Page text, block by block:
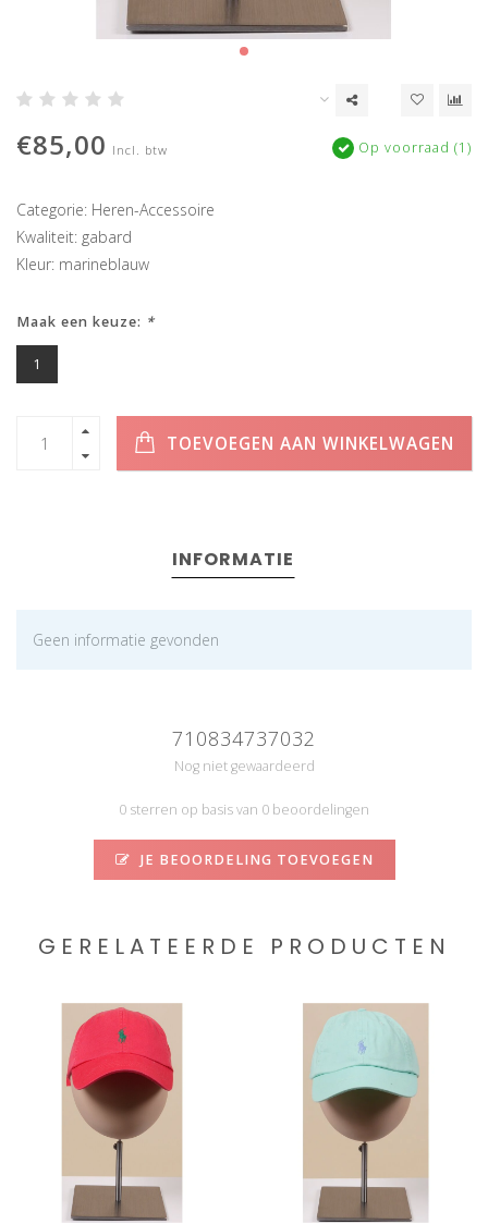
€85,00 Incl. btw Op voorraad (1)
Categorie: Heren-Accessoire
Kwaliteit: gabard
Kleur: marineblauw
Maak een keuze: *
1
TOEVOEGEN AAN WINKELWAGEN
INFORMATIE
Geen informatie gevonden
710834737032
Nog niet gewaardeerd
0 sterren op basis van 0 beoordelingen
JE BEOORDELING TOEVOEGEN
GERELATEERDE PRODUCTEN